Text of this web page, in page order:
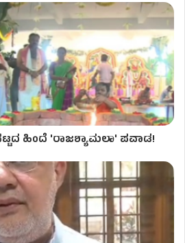
ಹಿಂದೆ 'ರಾಜಶ್ಯಾಮಲಾ' ಪವಾಡ!